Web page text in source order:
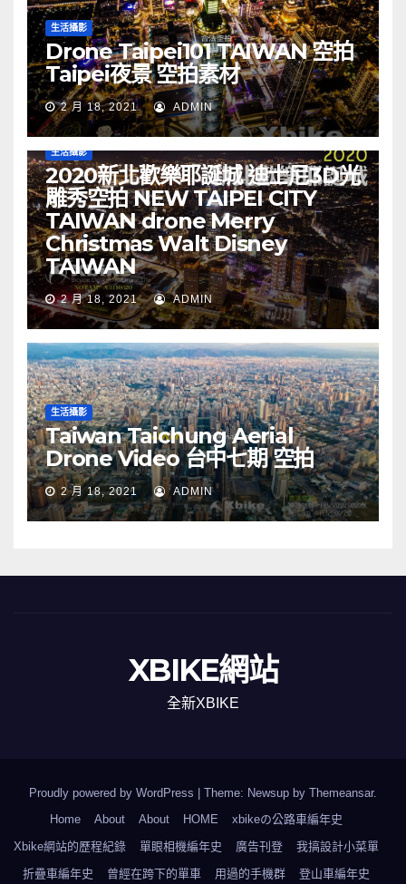
生活攝影
Drone Taipei101 TAIWAN 空拍
Taipei夜景 空拍素材
2 月 18, 2021 ADMIN
生活攝影
2020新北歡樂耶誕城 迪士尼3D光
雕秀空拍 NEW TAIPEI CITY
TAIWAN drone Merry
Christmas Walt Disney
TAIWAN
2 月 18, 2021 ADMIN
生活攝影
Taiwan Taichung Aerial
Drone Video 台中七期 空拍
2 月 18, 2021 ADMIN
XBIKE網站
全新XBIKE
Proudly powered by WordPress Theme: Newsup by Themeansar.
Home
About About HOME
xbikeの公路車編年史
Xbike網站的歷程紀錄
單眼相機編年史 廣告刊登
我搞設計小菜單
折疊車編年史
曾經在跨下的單車 用過的手機群 登山車編年史